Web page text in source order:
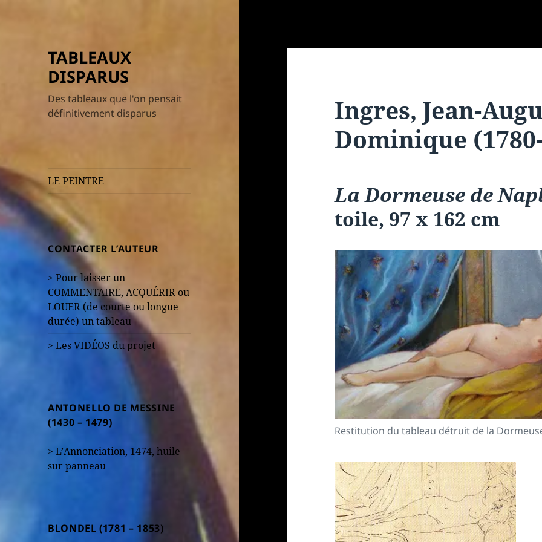
TABLEAUX
DISPARUS
Des tableaux que l'on pensait
définitivement disparus
LE PEINTRE
CONTACTER L’AUTEUR
> Pour laisser un
COMMENTAIRE, ACQUÉRIR ou
LOUER (de courte ou longue
durée) un tableau
> Les VIDÉOS du projet
ANTONELLO DE MESSINE
(1430 – 1479)
> L’Annonciation, 1474, huile
sur panneau
BLONDEL (1781 – 1853)
Ingres, Jean-
Dominique
La Dormeuse de
toile, 97 x 162 cm
Restitution du tableau détruit de la